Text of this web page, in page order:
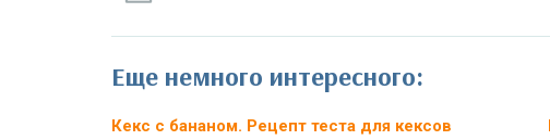
Еще немного интересного:
Кекс с бананом. Рецепт теста для кексов